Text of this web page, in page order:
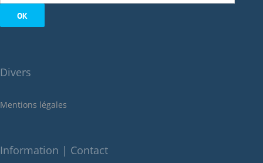
septembre 2022
mai 2022
décembre 2021
octobre 2021
Divers
Mentions légales
Information | Contact